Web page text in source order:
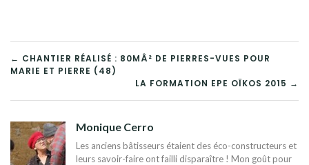
NAVIGATION
DE
L’ARTICLE
← CHANTIER RÉALISÉ : 80MÂ² DE PIERRES-VUES POUR
MARIE ET PIERRE (48)
LA FORMATION EPE OÏKOS 2015 →
Monique Cerro
Les anciens bâtisseurs étaient des éco-constructeurs et
leurs savoir-faire ont failli disparaître ! Mon goût pour